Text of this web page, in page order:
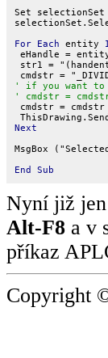
Set selectionSet
For Each entity
eHandle =
str1 =
' if you want to
' cmdstr =
cmdstr =
Next
MsgBox
End Sub
Nyní již jen
Alt-F8 a v
příkaz
Copyright